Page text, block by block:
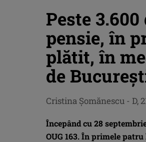
Peste
pensie, în
plătit, în
de
Începând cu 28
OUG 163. În primele
Cristina Şomănescu - D,